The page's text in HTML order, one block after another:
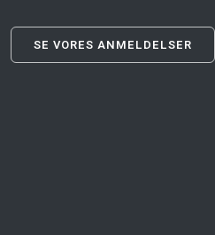
SE VORES ANMELDELSER​